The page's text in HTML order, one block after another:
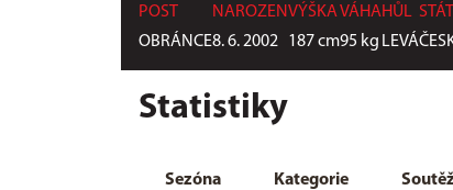
POST
OBRÁNCE
NAROZEN
8. 6. 2002
VÝŠKA
187cm
VÁHA
95 kg
HŮL
LEVÁ
Statistiky
Sezóna Kategorie